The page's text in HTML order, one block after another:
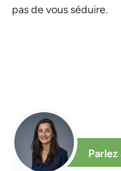
pas de vous séduire.